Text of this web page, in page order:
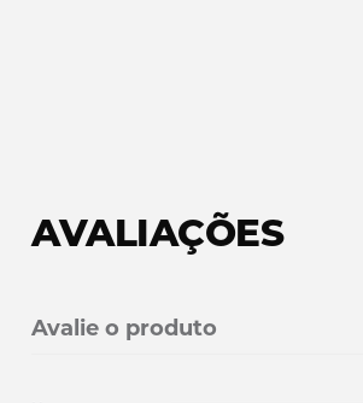
AVALIAÇÕES
Avalie o produto